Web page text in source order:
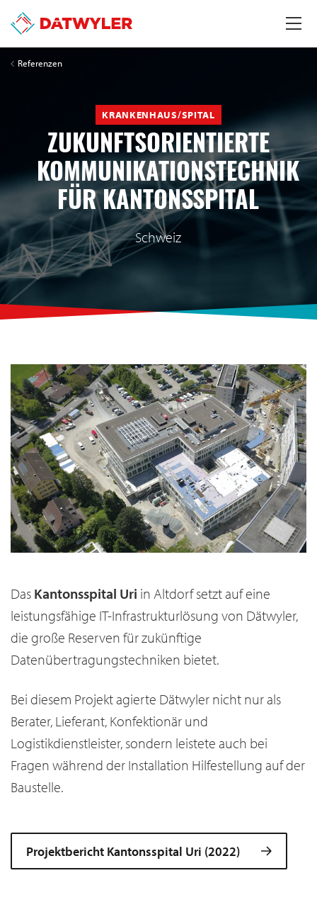
Referenzen
KRANKENHAUS/SPITAL
ZUKUNFTSORIENTIERTE
KOMMUNIKATIONSTECHNIK
FÜR KANTONSSPITAL
Schweiz
Das Kantonsspital Uri in Altdorf setzt auf eine
leistungsfähige IT-Infrastrukturlösung von Dätwyler,
die große Reserven für zukünftige
Datenübertragungstechniken bietet.
Bei diesem Projekt agierte Dätwyler nicht nur als
Berater, Lieferant, Konfektionär und
Logistikdienstleister, sondern leistete auch bei
Fragen während der Installation Hilfestellung auf der
Baustelle.
Projektbericht Kantonsspital Uri (2022)